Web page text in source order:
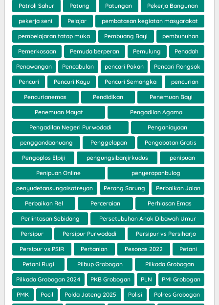
Patroli Sahur Patung Patungan Pekerja Bangunan
pekerja seni Pelajar pembatasan kegiatan masyarakat
pembelajaran tatap muka Pembuang Bayi pembunuhan
Pemerkosaan Pemuda berperan Pemulung Penadah
Penawangan Pencabulan pencari Pakan Pencari Rongsok
Pencuri Pencuri Kayu Pencuri Semangka pencurian
Pencurianemas Pendidikan Penemuan Bayi
Penemuan Mayat Pengadilan Agama
Pengadilan Negeri Purwodadi Penganiayaan
penggandaanuang Penggelapan Pengobatan Gratis
Pengoplos Elpiji pengungsibanjirkudus penipuan
Penipuan Online penyerapanbulog
penyudetansungaisatreyan Perang Sarung Perbaikan Jalan
Perbaikan Rel Perceraian Perhiasan Emas
Perlintasan Sebidang Persetubuhan Anak Dibawah Umur
Persipur Persipur Purwodadi Persipur vs Persiharjo
Persipur vs PSIR Pertanian Pesonas 2022 Petani
Petani Rugi Pilbup Grobogan Pilkada Grobogan
Pilkada Grobogan 2024 PKB Grobogan PLN PMI Grobogan
PMK Pocil Polda Jateng 2025 Polisi Polres Grobogan